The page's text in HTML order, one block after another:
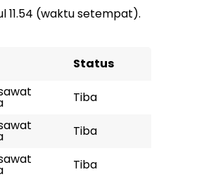
11.54 (waktu setempat).
Status
Tiba
Tiba
Tiba